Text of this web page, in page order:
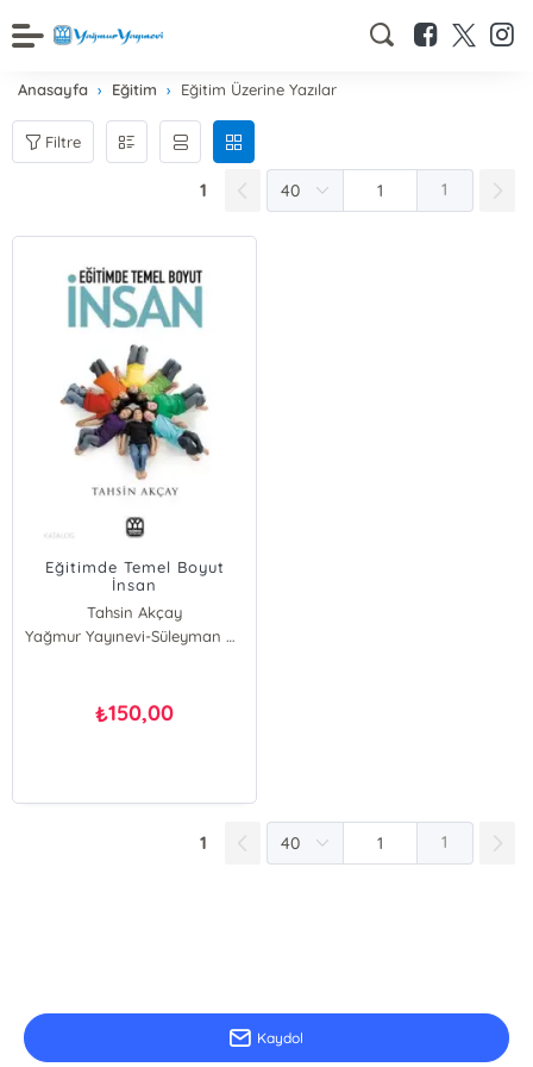
Anasayfa Eğitim Eğitim Üzerine Yazılar
Filtre
1 1
Eğitimde Temel Boyut
İnsan
Tahsin Akçay
Yağmur Yayınevi-Süleyman Özdemir
₺150,00
1 1
Kaydol